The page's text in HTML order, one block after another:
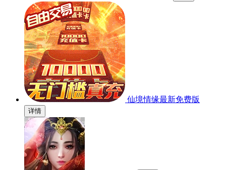
仙境情缘最新免费版
详情